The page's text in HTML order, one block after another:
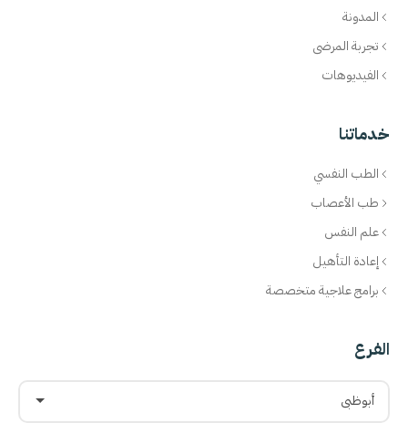
المدونة
تجربة المرضى
الفيديوهات
خدماتنا
الطب النفسي
طب الأعصاب
علم النفس
إعادة التأهيل
برامج علاجية متخصصة
الفرع
أبوظبي